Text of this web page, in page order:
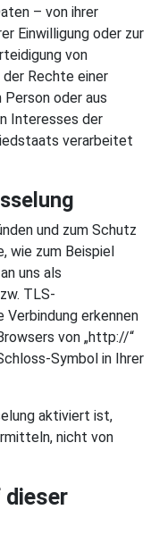
– von ihrer
Einwilligung oder zur
von
Rechte einer
oder aus
Interesses der
verarbeitet
und zum Schutz
wie zum Beispiel
uns als
TLS-
Verbindung erkennen
von „http://“
Symbol in Ihrer
aktiviert ist,
nicht von